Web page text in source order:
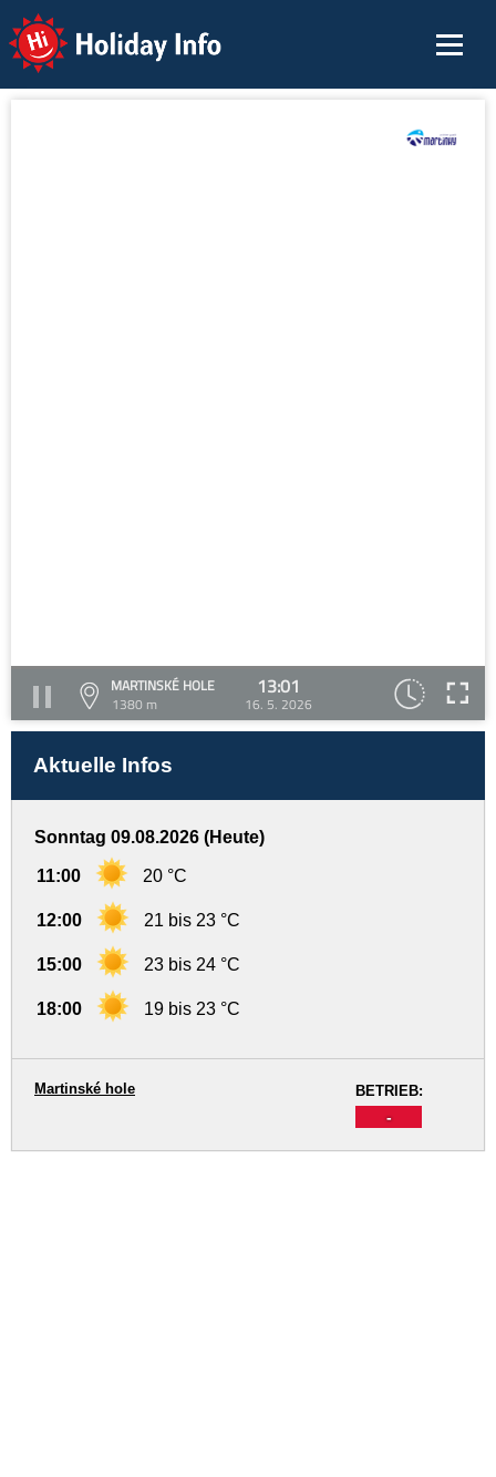
Holiday Info
MARTINSKÉ HOLE
1380 m
13:01
16. 5. 2026
Aktuelle Infos
Sonntag 09.08.2026 (Heute)
11:00 20 °C
12:00 21 bis 23 °C
15:00 23 bis 24 °C
18:00 19 bis 23 °C
BETRIEB:
-
Martinské hole